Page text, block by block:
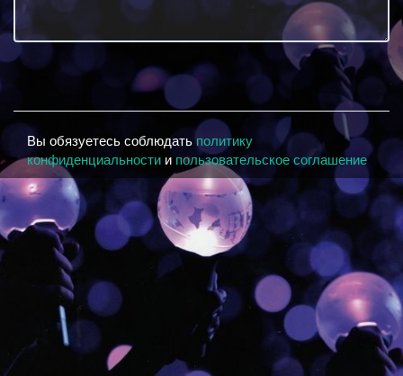
Вы обязуетесь соблюдать политику
конфиденциальности ипользовательское соглашение